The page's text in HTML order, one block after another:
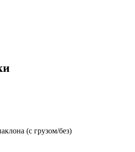
(с грузом/без)